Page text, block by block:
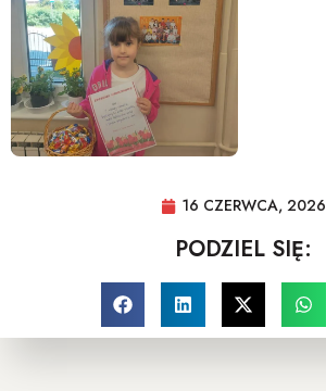
16 CZERWCA, 2026
PODZIEL SIĘ: